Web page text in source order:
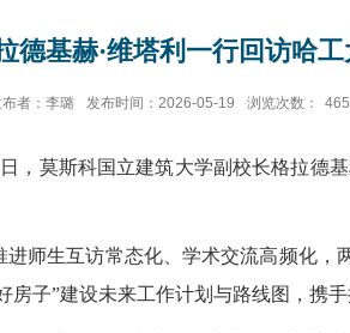
德基赫·维塔利一行回访哈
布者：李璐 发布时间：2026-05-19 浏览次数： 465
，莫斯科国立建筑大学副校长格拉德
师生互访常态化、学术交流高频化
子”建设未来工作计划与路线图，携